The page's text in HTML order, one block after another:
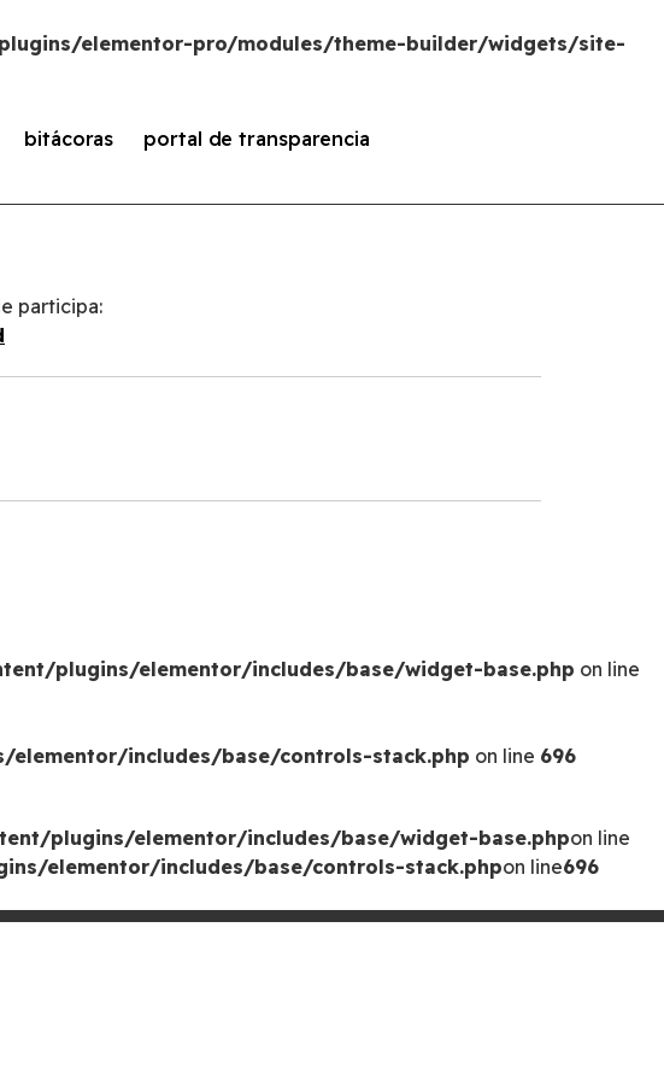
elementor-pro/modules/theme-builder/widgets/site-
bitácoras portal de transparencia
participa:
plugins/elementor/includes/base/widget-base.php on line
includes/base/controls-stack.php on line 696
plugins/elementor/includes/base/widget-base.phpon line
elementor/includes/base/controls-stack.phpon line696